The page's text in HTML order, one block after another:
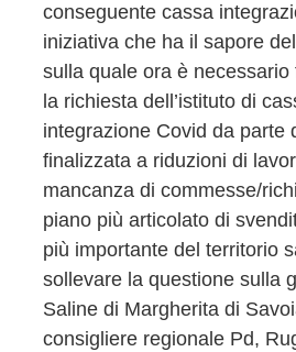
conseguente cassa
iniziativa che ha il sapore
sulla quale ora è necessario
la richiesta dell’istituto di
integrazione Covid da parte
finalizzata a riduzioni di
mancanza di commesse/
piano più articolato di
più importante del territorio
sollevare la questione sulla
Saline di Margherita di
consigliere regionale Pd,